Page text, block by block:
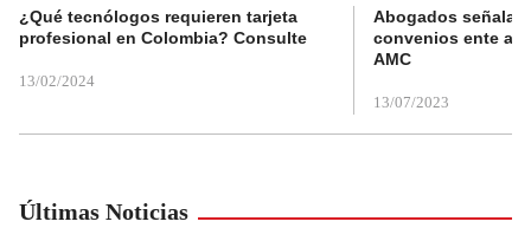
¿Qué tecnólogos requieren tarjeta
profesional en Colombia? Consulte
13/02/2024
Abogados
convenios ente
AMC
13/07/2023
Últimas Noticias